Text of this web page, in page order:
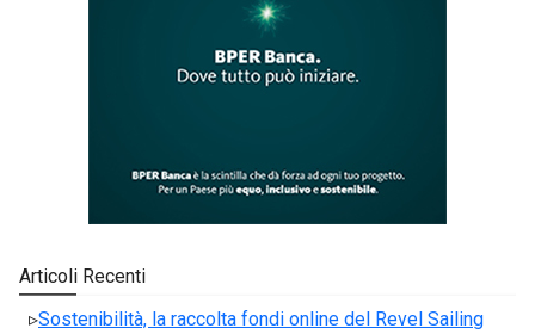
Articoli Recenti
Sostenibilità, la raccolta fondi online del Revel Sailing